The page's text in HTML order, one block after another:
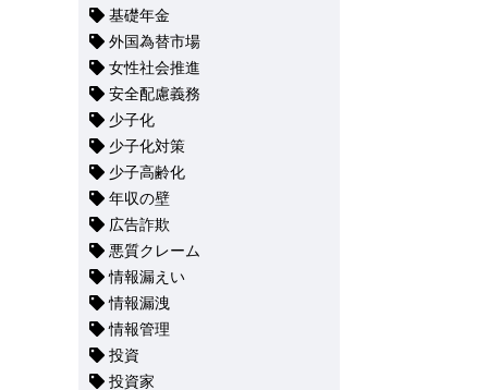
基礎年金
外国為替市場
女性社会推進
安全配慮義務
少子化
少子化対策
少子高齢化
年収の壁
広告詐欺
悪質クレーム
情報漏えい
情報漏洩
情報管理
投資
投資家